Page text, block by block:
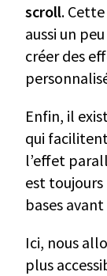
scroll.
aussi un
créer des
Enfin, il
qui
l’effet
est
bases
Ici, nous
plus